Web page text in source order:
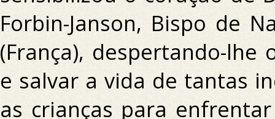
Forbin-Janson, Bispo de
(França), despertando-
e salvar a vida de tantas
as crianças para